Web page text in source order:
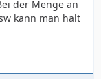
der Menge an
kann man halt